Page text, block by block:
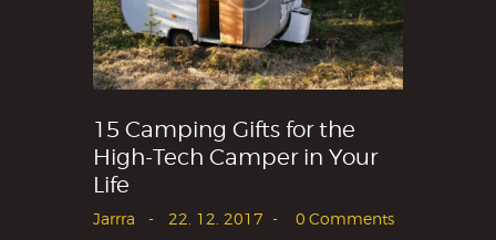
15 Camping Gifts for the
High-Tech Camper in Your
Life
Jarrra 22. 12. 2017 0 Comments